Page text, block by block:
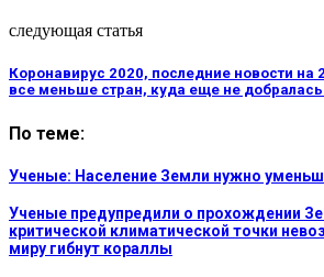
следующая статья
Коронавирус 2020, последние новости на
все меньше стран, куда еще не
По теме:
Ученые: Население Земли нужно
Ученые предупредили о прохождении
критической климатической точки
миру гибнут кораллы